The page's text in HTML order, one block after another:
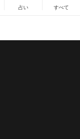
占い すべて